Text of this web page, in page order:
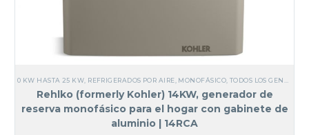
0 KW HASTA 25 KW REFRIGERADOS POR AIRE MONOFÁSICO, TODOS LOS GENERADORES
Rehlko (formerly Kohler) 14KW, generador de
reserva monofásico para el hogar con gabinete de
aluminio | 14RCA